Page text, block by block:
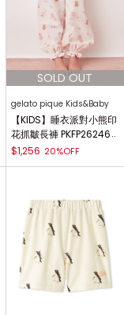
gelato pique Kids&Baby
【KIDS】睡衣派對小熊印
花抓皺長褲 PKFP262469
$1,256 20%OFF